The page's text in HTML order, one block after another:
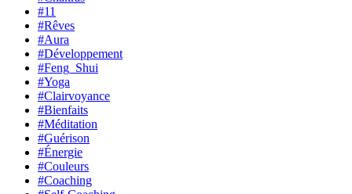
#11
#Rêves
#Aura
#Développement
#Feng_Shui
#Yoga
#Clairvoyance
#Bienfaits
#Méditation
#Guérison
#Énergie
#Couleurs
#Coaching